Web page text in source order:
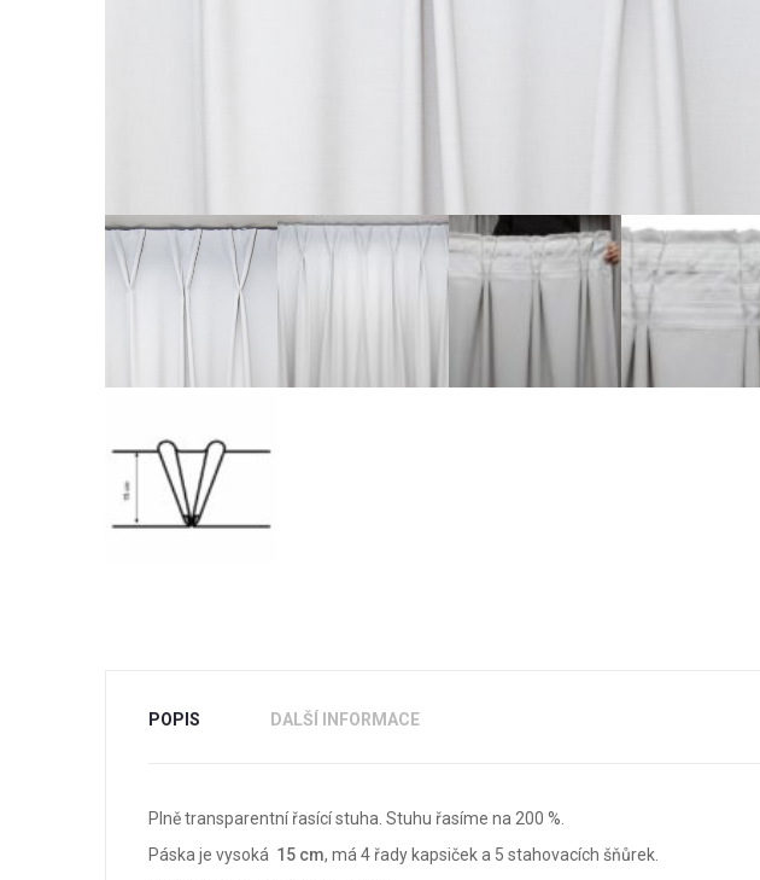
POPIS DALŠÍ INFORMACE
Plně transparentní řasící stuha. Stuhu řasíme na 200 %.
Páska je vysoká 15 cm, má 4 řady kapsiček a 5 stahovacích šňůrek.